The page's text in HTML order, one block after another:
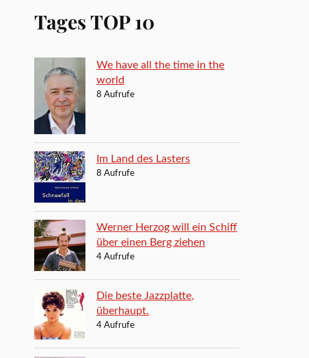
Tages TOP 10
We have all the time in the
world
8 Aufrufe
Im Land des Lasters
8 Aufrufe
Werner Herzog will ein Schiff
über einen Berg ziehen
4 Aufrufe
Die beste Jazzplatte,
überhaupt.
4 Aufrufe